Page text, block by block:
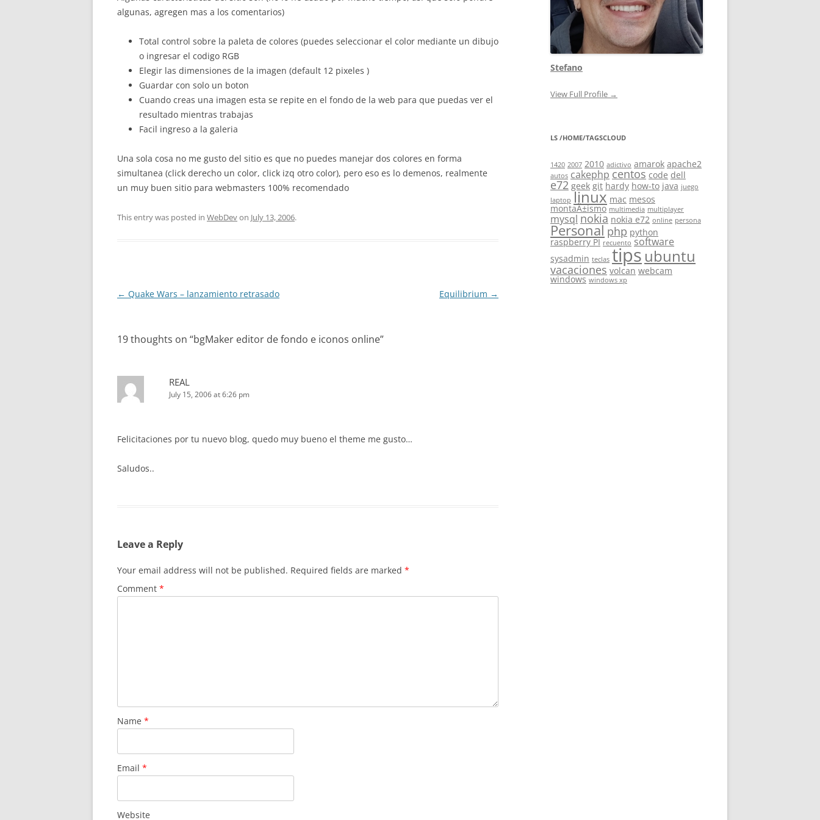
algunas, agregen mas a los comentarios)
Total control sobre la paleta de colores (puedes seleccionar el color mediante un dibujo
o ingresar el codigo RGB
Elegir las dimensiones de la imagen (default 12 pixeles )
Guardar con solo un boton
Cuando creas una imagen esta se repite en el fondo de la web para que puedas ver el
resultado mientras trabajas
Facil ingreso a la galeria
Una sola cosa no me gusto del sitio es que no puedes manejar dos colores en forma
simultanea (click derecho un color, click izq otro color), pero eso es lo demenos, realmente
un muy buen sitio para webmasters 100% recomendado
This entry was posted in WebDevon July 13, 2006.
Post
← Quake Wars – lanzamiento retrasado Equilibrium →
19 thoughts on “bgMaker editor de fondo e iconos online”
REAL
July 15, 2006 at 6:26 pm
Felicitaciones por tu nuevo blog, quedo muy bueno el theme me gusto…
Saludos..
Leave a Reply
Your email address will not be published. Required fields are marked *
Comment *
Name *
Email *
Website
Stefano
View Full Profile →
LS /HOME/TAGSCLOUD
1420 2007 2010 adictivo amarok apache2
autos cakephp centos code dell
e72 geek git hardy how-to java juego
laptop linux mac mesos
montaÃ±ismo multimedia multiplayer
mysql nokia nokia e72 online persona
Personal php python
raspberry PI recuento software
sysadmin teclas tips ubuntu
vacaciones volcan webcam
windows windows xp